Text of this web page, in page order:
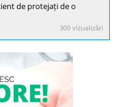
de protejați de o
309 vizualizări